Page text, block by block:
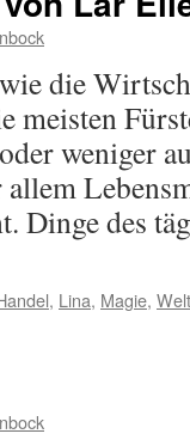
die
meisten
weniger
Dinge des
, Lina, Magie, Welt